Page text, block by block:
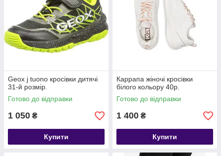
Geox j tuono кросівки дитячі
31-й розмір.
Готово до відправки
1 050 ₴
Купити
Карpaпa жіночі кросівки
білого кольору 40р.
Готово до відправки
1 400 ₴
Купити